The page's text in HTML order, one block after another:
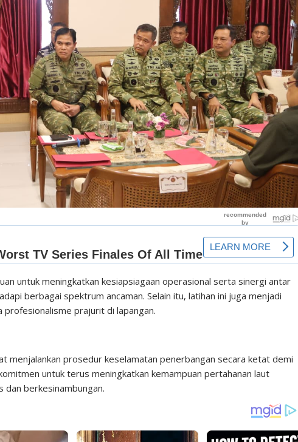
untuk meningkatkan kesiapsiagaan operasional serta sinergi antar
berbagai spektrum ancaman. Selain itu, latihan ini juga menjadi
prajurit di lapangan.
menjalankan prosedur keselamatan penerbangan secara ketat demi
untuk terus meningkatkan kemampuan pertahanan laut
dan berkesinambungan.